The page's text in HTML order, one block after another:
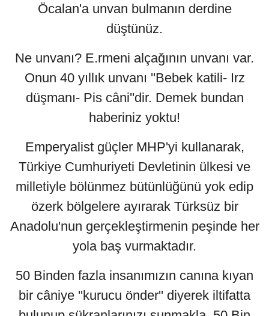
Öcalan'a unvan bulmanın derdine
düştünüz.
Ne unvanı? E.rmeni alçağının unvanı var.
Onun 40 yıllık unvanı ''Bebek katili- Irz
düşmanı- Pis câni''dir. Demek bundan
haberiniz yoktu!
Emperyalist güçler MHP'yi kullanarak,
Türkiye Cumhuriyeti Devletinin ülkesi ve
milletiyle bölünmez bütünlüğünü yok edip
özerk bölgelere ayırarak Türksüz bir
Anadolu'nun gerçekleştirmenin peşinde her
yola baş vurmaktadır.
50 Binden fazla insanımızın canına kıyan
bir câniye ''kurucu önder'' diyerek iltifatta